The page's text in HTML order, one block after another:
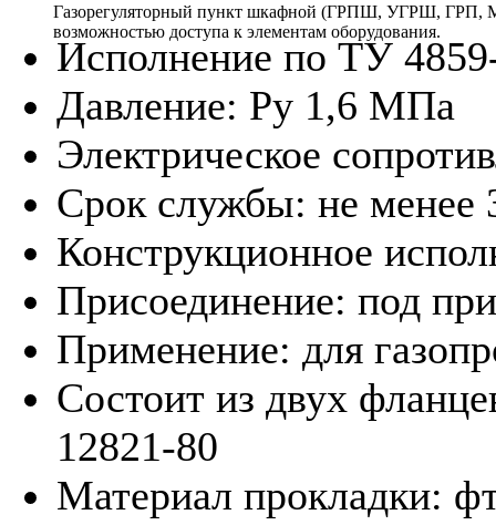
Газорегуляторный пункт шкафной (ГРПШ, УГРШ, ГРП,
возможностью доступа к элементам оборудования.
Исполнение по ТУ
Давление: Ру 1,6 МПа
Электрическое
Срок службы: не менее
Конструкционное
Присоединение: под
Применение: для
Состоит из двух
12821-80
Материал прокладки: